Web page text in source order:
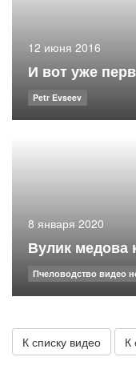
12 июня 2016
И вот уже
Petr Evseev
8 января 2020
Вулик медова
Пчеловодство видео
К списку видео К